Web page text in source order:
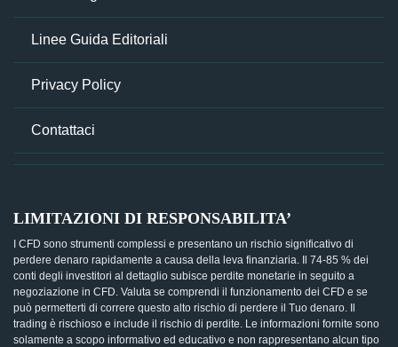
Linee Guida Editoriali
Privacy Policy
Contattaci
LIMITAZIONI DI RESPONSABILITA’
I CFD sono strumenti complessi e presentano un rischio significativo di
perdere denaro rapidamente a causa della leva finanziaria. Il 74-85 % dei
conti degli investitori al dettaglio subisce perdite monetarie in seguito a
negoziazione in CFD. Valuta se comprendi il funzionamento dei CFD e se
può permetterti di correre questo alto rischio di perdere il Tuo denaro. Il
trading è rischioso e include il rischio di perdite. Le informazioni fornite sono
solamente a scopo informativo ed educativo e non rappresentano alcun tipo